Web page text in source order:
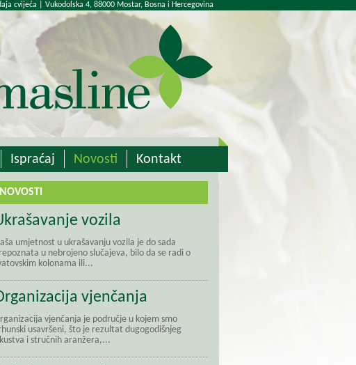
cvijeća | Vukodolska 4, 88000 Mostar, Bosna i Hercegovina
Ispraćaj Novosti Kontakt
NOVOSTI
vozila
umjetnost u ukrašavanju vozila je do sada
u nebrojeno slučajeva, bilo da se radi o
kolonama ili...
vjenčanja
vjenčanja je područje u kojem smo
usavršeni, što je rezultat dugogodišnjeg
i stručnih aranžera,...